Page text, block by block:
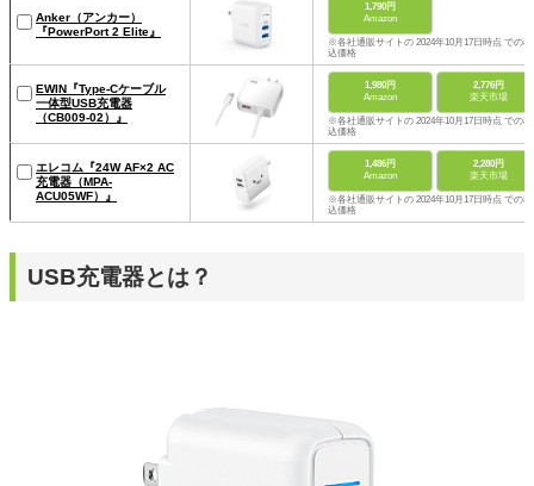
Anker（アンカー）
『PowerPort 2 Elite』
1,790円
Amazon
※各社通販サイトの 2024年10月17日時点 での税
込価格
EWIN『Type-Cケーブル
一体型USB充電器
（CB009-02）』
1,980円
Amazon
2,776円
楽天市場
※各社通販サイトの 2024年10月17日時点 での税
込価格
エレコム『24W AF×2 AC
充電器（MPA-
ACU05WF）』
1,486円
Amazon
2,280円
楽天市場
※各社通販サイトの 2024年10月17日時点 での税
込価格
USB充電器とは？